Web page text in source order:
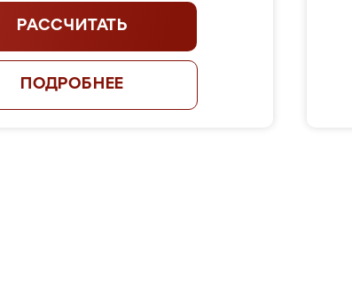
РАССЧИТАТЬ
ПОДРОБНЕЕ